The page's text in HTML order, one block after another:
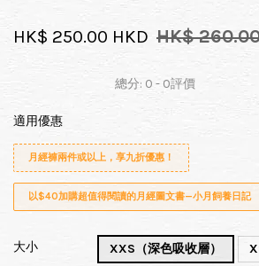
HK$ 250.00 HKD HK$
總分: 0 - 0評價
適用優惠
月經褲兩件或以上，享九折優惠！
以$40加購超值得閱讀的月經圖文書—小月飼養日記
大小 XXS（深色吸收層）